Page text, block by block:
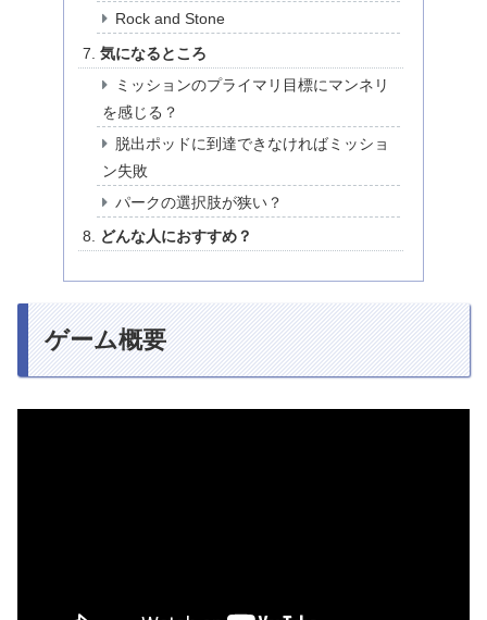
Rock and Stone
気になるところ
ミッションのプライマリ目標にマンネリ
を感じる？
脱出ポッドに到達できなければミッショ
ン失敗
パークの選択肢が狭い？
どんな人におすすめ？
ゲーム概要